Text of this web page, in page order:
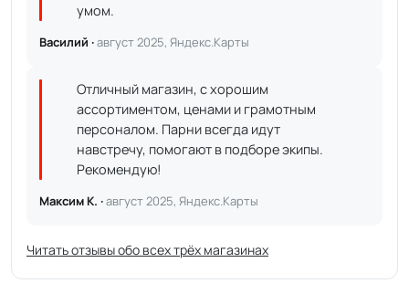
умом.
Василий ·август 2025, Яндекс.Карты
Отличный магазин, с хорошим
ассортиментом, ценами и грамотным
персоналом. Парни всегда идут
навстречу, помогают в подборе экипы.
Рекомендую!
Максим К. ·август 2025, Яндекс.Карты
Читать отзывы обо всех трёх магазинах